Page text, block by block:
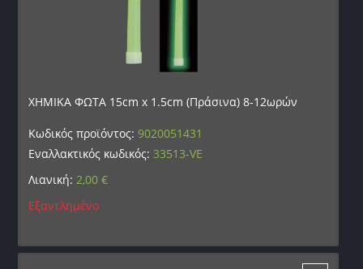
ΧΗΜΙΚΑ ΦΩΤΑ 15cm x 1.5cm (Πράσινα) 8-12ωρών
Κωδικός προϊόντος:9020051431
Εναλλακτικός κωδικός: 33513-VE
Λιανική:2,00€
Εξαντλημένο